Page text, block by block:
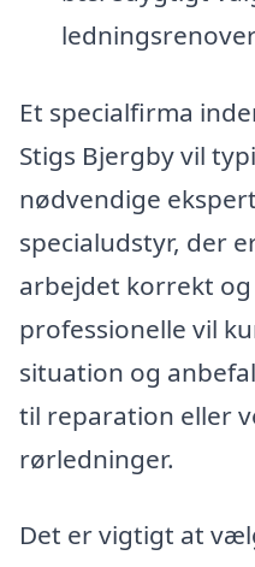
Et specialfirma
Stigs Bjergby vil
nødvendige
specialudstyr, der
arbejdet korrekt
professionelle vil
situation og
til reparation eller
rørledninger.
Det er vigtigt at